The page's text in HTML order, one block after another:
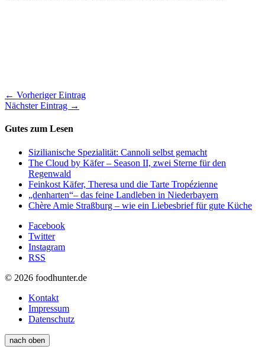
← Vorheriger Eintrag
Nächster Eintrag →
Gutes zum Lesen
Sizilianische Spezialität: Cannoli selbst gemacht
The Cloud by Käfer – Season II, zwei Sterne für den
Regenwald
Feinkost Käfer, Theresa und die Tarte Tropézienne
„denharten“– das feine Landleben in Niederbayern
Chère Amie Straßburg – wie ein Liebesbrief für gute Küche
Facebook
Twitter
Instagram
RSS
© 2026 foodhunter.de
Kontakt
Impressum
Datenschutz
nach oben